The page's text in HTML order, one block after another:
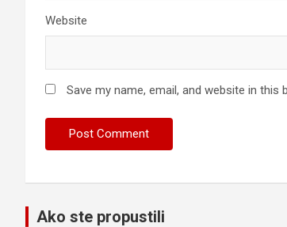
Website
Save my name, email, and website in
Ako ste propustili